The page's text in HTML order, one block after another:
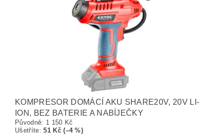
KOMPRESOR DOMÁCÍ AKU SHARE20V, 20V LI-
ION, BEZ BATERIE A NABÍJEČKY
Původně: 1 150 Kč
Ušetříte:51 Kč (–4 %)